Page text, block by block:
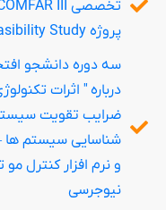
پروژه Project Feasibility Study" سازمان ملل متحد
سه دوره دانشجو
درباره " اثرات
ضرایب تقویت سیستم
شناسایی سیستم ها
و نرم افزار کنترل
نیوجرسی